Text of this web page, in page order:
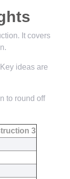
It covers
ideas are
to round off
3